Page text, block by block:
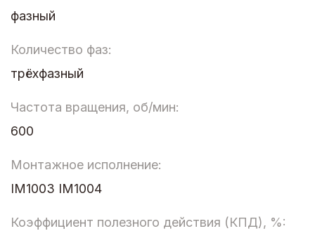
фазный
Количество фаз:
трёхфазный
Частота вращения, об/мин:
600
Монтажное исполнение:
IM1003 IM1004
Коэффициент полезного действия (КПД), %: